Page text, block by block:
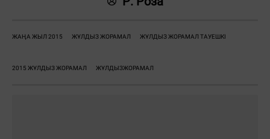
ЖАҢА ЖЫЛ 2015 ЖҰЛДЫЗ ЖОРАМАЛ ЖҰЛДЫЗ ЖОРАМАЛ ТАУЕШКІ
2015 ЖҰЛДЫЗ ЖОРАМАЛ ЖҰЛДЫЗЖОРАМАЛ